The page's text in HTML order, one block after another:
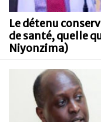
Le détenu
de santé, quelle
Niyonzima)